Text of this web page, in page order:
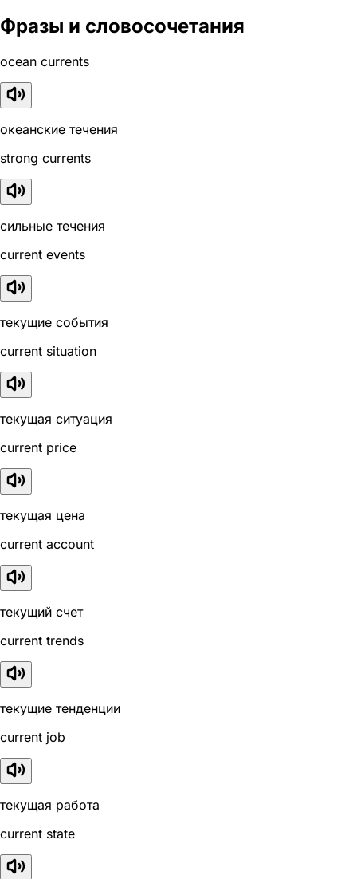
Фразы и словосочетания
ocean currents
океанские течения
strong currents
сильные течения
current events
текущие события
current situation
текущая ситуация
current price
текущая цена
current account
текущий счет
current trends
текущие тенденции
current job
текущая работа
current state